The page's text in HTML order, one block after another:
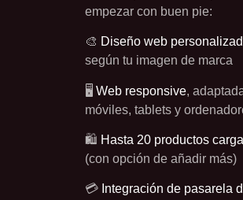
empezar con buen pie:
🎨 Diseño web
según tu imagen de marca
🖥️ Web responsive,
móviles, tablets y
🛍️ Hasta 20 productos
(con opción de añadir más)
💳 Integración de pasarela